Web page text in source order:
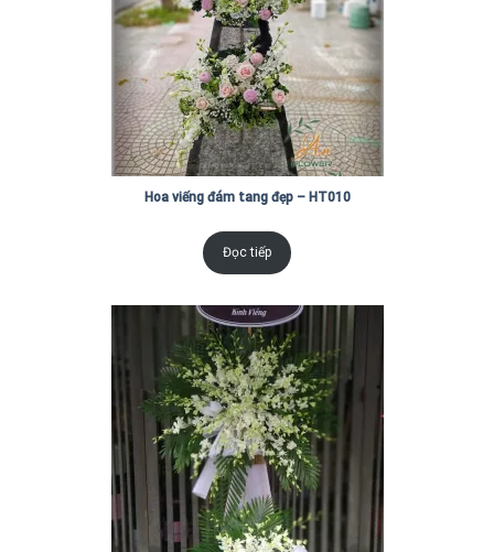
Hoa viếng đám tang đẹp – HT010
Đọc tiếp